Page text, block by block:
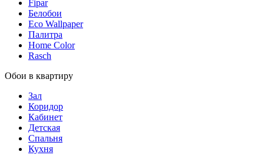
Fipar
Белобои
Eco Wallpaper
Палитра
Home Color
Rasch
Обои в квартиру
Зал
Коридор
Кабинет
Детская
Спальня
Кухня